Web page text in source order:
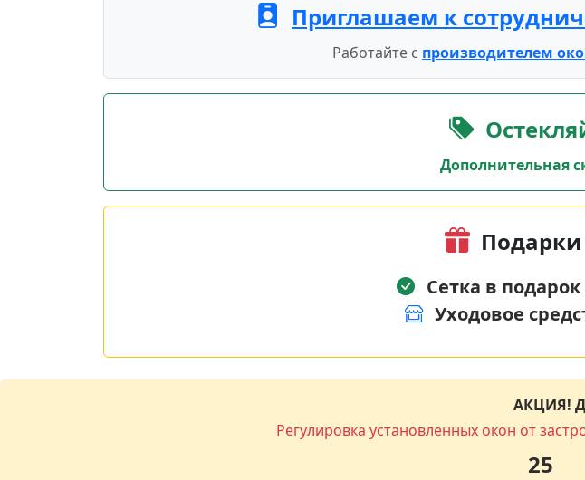
Приглашаем к
Работайте с производителем
Дополнительная
Подарки
Сетка в подарок
Уходовое
АКЦИЯ!
Регулировка установленных окон от
25